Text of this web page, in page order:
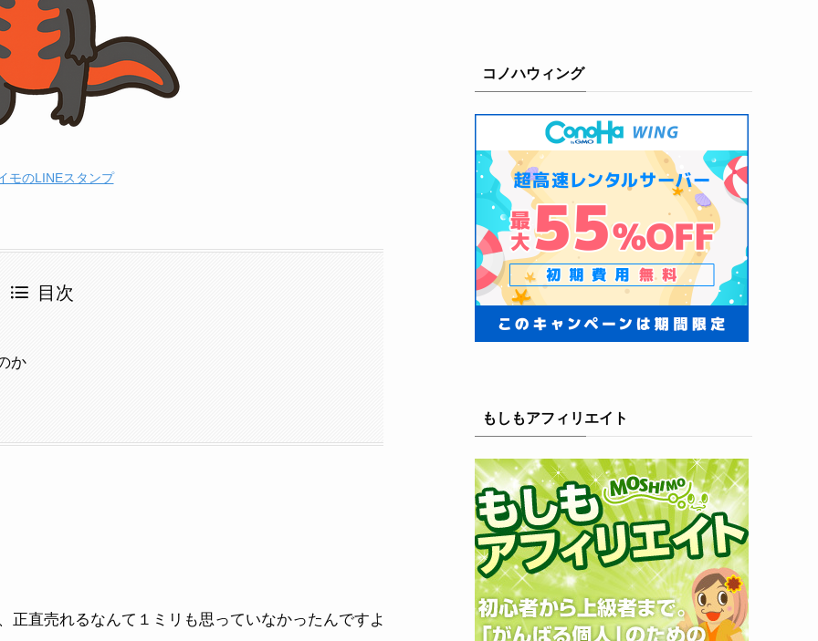
モのLINEスタンプ
目次
か
直売れるなんて１ミリも思っていなかったんですよ
コノハウィング
もしもアフィリエイト